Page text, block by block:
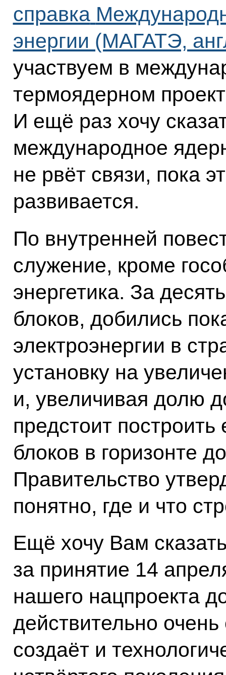
справка
энергии (МАГАТЭ,
участвуем в
термоядерном
И ещё раз хочу
международное
не рвёт связи, пока
развивается.
По внутренней
служение, кроме
энергетика. За
блоков, добились
электроэнергии в
установку на
и, увеличивая долю
предстоит
блоков в горизонте
Правительство
понятно, где и что
Ещё хочу Вам
за принятие 14
нашего нацпроекта
действительно
создаёт и